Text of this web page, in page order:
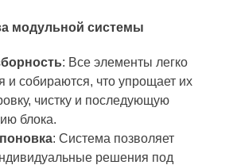
модульной системы
: Все элементы легко
и собираются, что упрощает их
чистку и последующую
блока.
: Система позволяет
решения под